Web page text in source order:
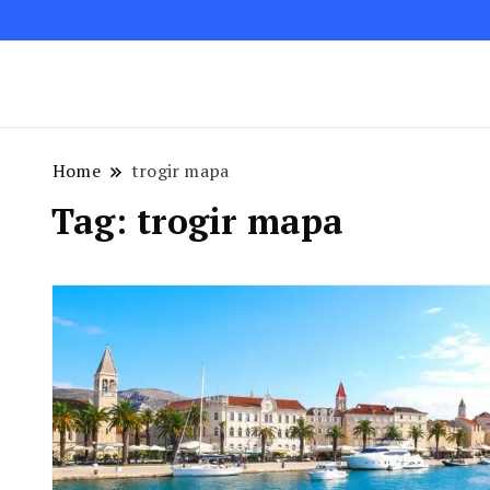
Home trogir mapa
Tag: trogir mapa